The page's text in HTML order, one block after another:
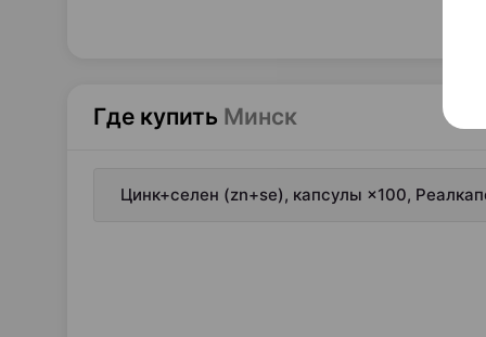
Где купить Минск
Цинк+селен (zn+se), капсулы ×100,